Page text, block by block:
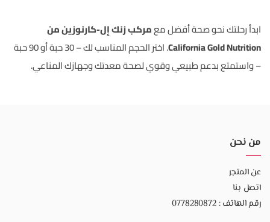
ابدأ رحلتك نحو صحة أفضل معمركب زنك إل-كارنوزين من
California Gold Nutrition
. اختر الحجم المناسب لك – 30 حبة أو 90 حبة
– واستمتع بدعم طبيعي وقوي لصحة معدتك وجهازك المناعي.
من نحن
عن المتجر
اتصل بنا
رقم الهاتف : 0778280872